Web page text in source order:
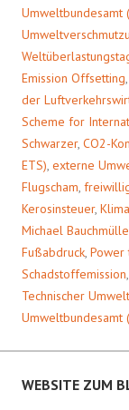
Umweltbundesamt
Emission Offsetting
der
Scheme for
Schwarzer, CO2-
ETS) externe
Flugscham
Kerosinsteuer,
Michael
Fußabdruck Power
Schadstoffemission
Technischer
Umweltbundesamt
WEBSITE ZUM